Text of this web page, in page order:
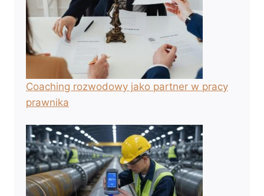
Coaching rozwodowy jako partner w pracy
prawnika